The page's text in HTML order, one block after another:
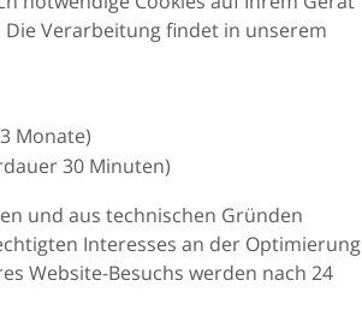
Verarbeitung findet in unserem
Monate)
30 Minuten)
und aus technischen Gründen
Interesses an der Optimierung
Website-Besuchs werden nach 24